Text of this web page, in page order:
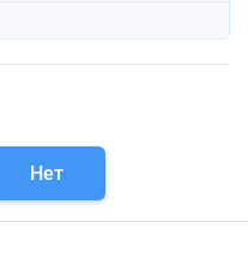
Нет